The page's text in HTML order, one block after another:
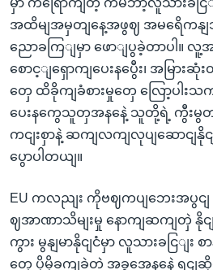
အထိမျအမှတျနေ့အဖွဈ အမရေိကန
ညောခကြျမှာ ဖောျပွခဲ့တာပါ။
စောင့ျရှောကျပေးနပွေီး၊ အမြာ
တှေ ထိခိုကျခံစားမှုတှေ လြော့ပါးသက
ပေးနကွေသူတှအနနေဲ့ သူတို့ရဲ့ ကွီးမွ
ကငျးစှာနဲ့ ဆကျလကျလုပျဆောငျနို
ပွောပါတယျ။
EU ကလညျး ကိုဗဈကပျဘေးအပွငျ
ဈအာဏာသိမျးမှု နောကျဆကျတှဲ နို
ကွား မွနျမာနိုငျငံမှာ လူသားခငြျ
တှေ ပိုမိုခကျခဲတဲ့ အခွအေနနေဲ့ ရငျဆို